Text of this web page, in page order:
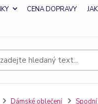
CENA DOPRAVY
Dámské oblečení